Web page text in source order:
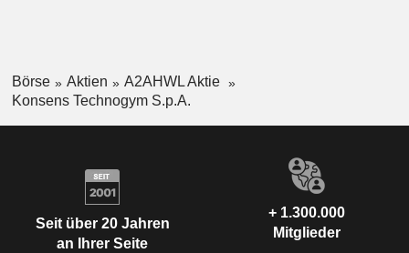
Börse Aktien
A2AHWL Aktie
Konsens Technogym S.p.A.
Seit über 20 Jahren
an Ihrer Seite
+ 1.300.000
Mitglieder